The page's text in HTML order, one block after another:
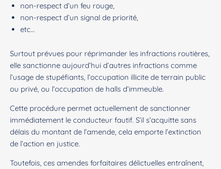
non-respect d’un feu rouge,
non-respect d’un signal de priorité,
etc…
Surtout prévues pour réprimander les infractions routières,
elle sanctionne aujourd’hui d’autres infractions comme
l’usage de stupéfiants, l’occupation illicite de terrain public
ou privé, ou l’occupation de halls d’immeuble.
Cette procédure permet actuellement de sanctionner
immédiatement le conducteur fautif. S’il s’acquitte sans
délais du montant de l’amende, cela emporte l’extinction
de l’action en justice.
Toutefois, ces amendes forfaitaires délictuelles entraînent,